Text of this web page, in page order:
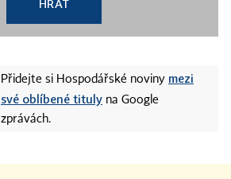
HRÁT
Přidejte si Hospodářské noviny mezi
své oblíbené tituly na Google
zprávách.